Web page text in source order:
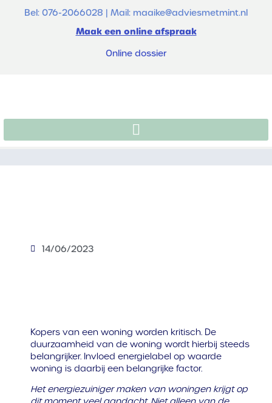
Bel: 076-2066028 | Mail: maaike@adviesmetmint.nl
Maak een online afspraak
Online dossier
14/06/2023
Kopers van een woning worden kritisch. De
duurzaamheid van de woning wordt hierbij steeds
belangrijker. Invloed energielabel op waarde
woning is daarbij een belangrijke factor.
Het energiezuiniger maken van woningen krijgt op